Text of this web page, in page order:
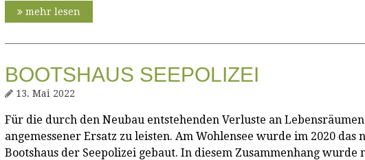
mehr lesen
BOOTSHAUS SEEPOLIZEI
13. Mai 2022
Für die durch den Neubau entstehenden Verluste an
angemessener Ersatz zu leisten. Am Wohlensee wurde im 2020 das
Bootshaus der Seepolizei gebaut. In diesem Zusammenhang wurde